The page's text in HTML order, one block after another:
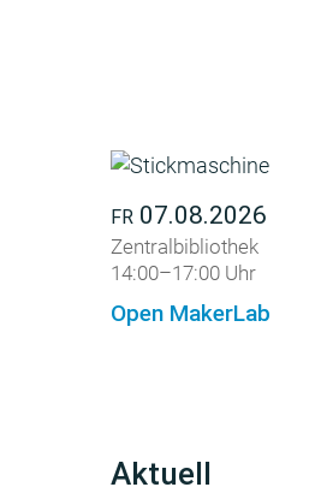
FR 07.08.2026
Zentralbibliothek
14:00–17:00 Uhr
Open MakerLab
Aktuell